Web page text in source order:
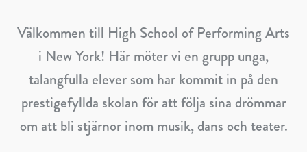
Välkommen till High School of Performing Arts
i New York! Här möter vi en grupp unga,
talangfulla elever som har kommit in på den
prestigefyllda skolan för att följa sina drömmar
om att bli stjärnor inom musik, dans och teater.